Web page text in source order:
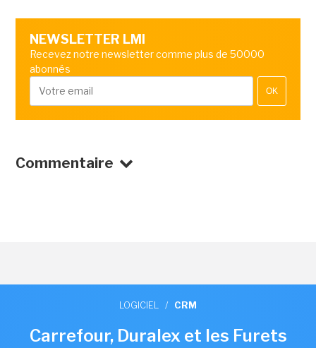
NEWSLETTER LMI
Recevez notre newsletter comme plus de 50000
abonnés
OK
Commentaire
LOGICIEL / CRM
Carrefour, Duralex et les Furets